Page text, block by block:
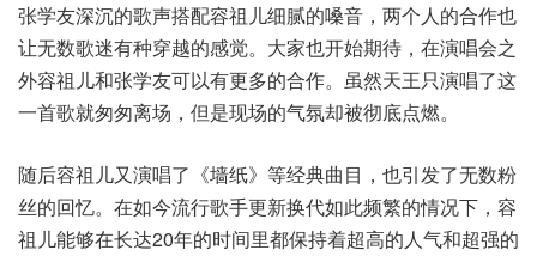
张学友深沉的歌声搭配容祖儿细腻的嗓音，两个人的合作也
让无数歌迷有种穿越的感觉。大家也开始期待，在演唱会之
外容祖儿和张学友可以有更多的合作。虽然天王只演唱了这
一首歌就匆匆离场，但是现场的气氛却被彻底点燃。
随后容祖儿又演唱了《墙纸》等经典曲目，也引发了无数粉
丝的回忆。在如今流行歌手更新换代如此频繁的情况下，容
祖儿能够在长达20年的时间里都保持着超高的人气和超强的